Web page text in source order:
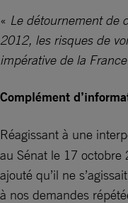
« Le détournement de
2012, les risques de
impérative de la
Complément
Réagissant à une
au Sénat le 17 octobre
ajouté qu’il ne
à nos demandes